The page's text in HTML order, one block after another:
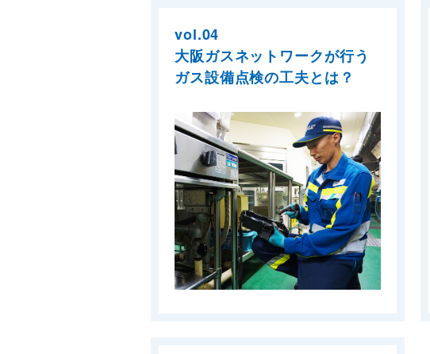
vol.04
大阪ガスネットワークが行う
ガス設備点検の工夫とは？